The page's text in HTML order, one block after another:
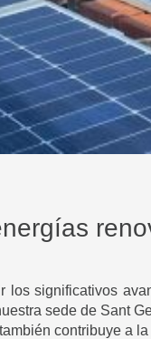
los significativos
sede de Sant
contribuye a